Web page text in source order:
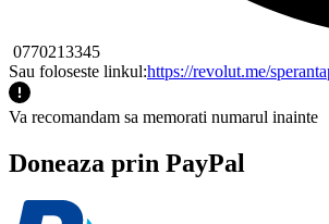
0770213345
Sau foloseste linkul:https://revolut.me/
Va recomandam sa memorati numarul inainte
Doneaza prin PayPal